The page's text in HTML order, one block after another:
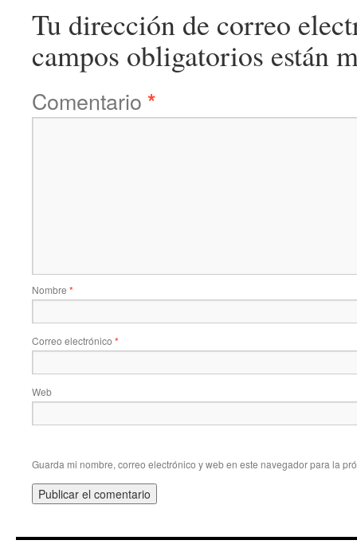
Tu dirección de correo
campos obligatorios están
Comentario *
Nombre *
Correo electrónico *
Web
Guarda mi nombre, correo electrónico y web en este navegador para la